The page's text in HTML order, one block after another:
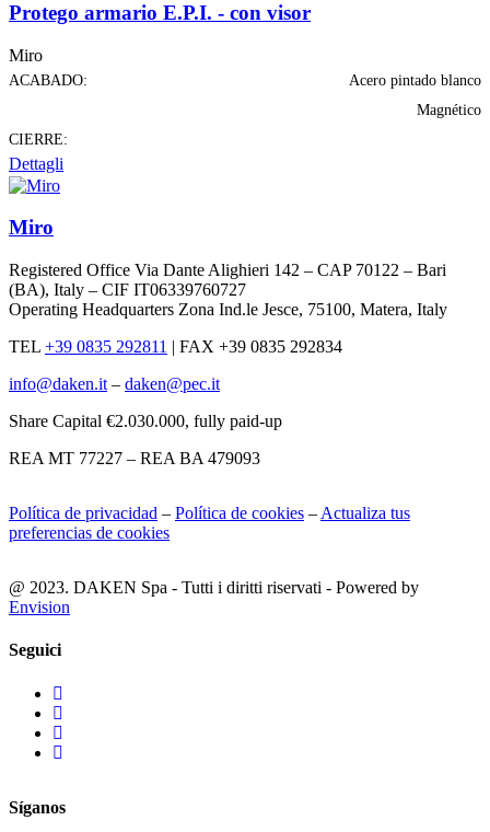
Protego armario E.P.I. - con visor
Miro
ACABADO: Acero pintado blanco
CIERRE:
Magnético
Dettagli
Miro
Registered Office Via Dante Alighieri 142 – CAP 70122 – Bari
(BA), Italy – CIF IT06339760727
Operating Headquarters Zona Ind.le Jesce, 75100, Matera, Italy
TEL +39 0835 292811 | FAX +39 0835 292834
info@daken.it – daken@pec.it
Share Capital €2.030.000, fully paid-up
REA MT 77227 – REA BA 479093
Política de privacidad – Política de cookies – Actualiza tus
preferencias de cookies
@ 2023. DAKEN Spa - Tutti i diritti riservati - Powered by
Envision
Seguici
Síganos